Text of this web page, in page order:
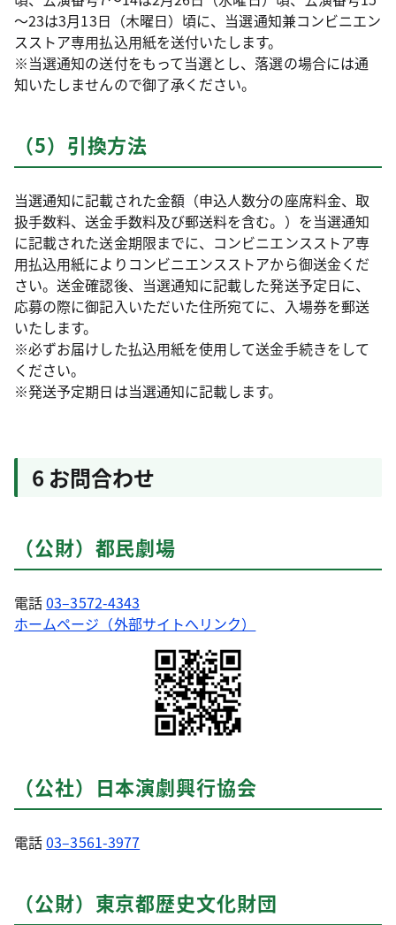
～23は3月13日（木曜日）頃に、当選通知兼コンビニエン
スストア専用払込用紙を送付いたします。
※当選通知の送付をもって当選とし、落選の場合には通
知いたしませんので御了承ください。
（5）引換方法
当選通知に記載された金額（申込人数分の座席料金、取
扱手数料、送金手数料及び郵送料を含む。）を当選通知
に記載された送金期限までに、コンビニエンスストア専
用払込用紙によりコンビニエンスストアから御送金くだ
さい。送金確認後、当選通知に記載した発送予定日に、
応募の際に御記入いただいた住所宛てに、入場券を郵送
いたします。
※必ずお届けした払込用紙を使用して送金手続きをして
ください。
※発送予定期日は当選通知に記載します。
6 お問合わせ
（公財）都民劇場
電話03–3572-4343
ホームページ（外部サイトへリンク）
（公社）日本演劇興行協会
電話03–3561-3977
（公財）東京都歴史文化財団